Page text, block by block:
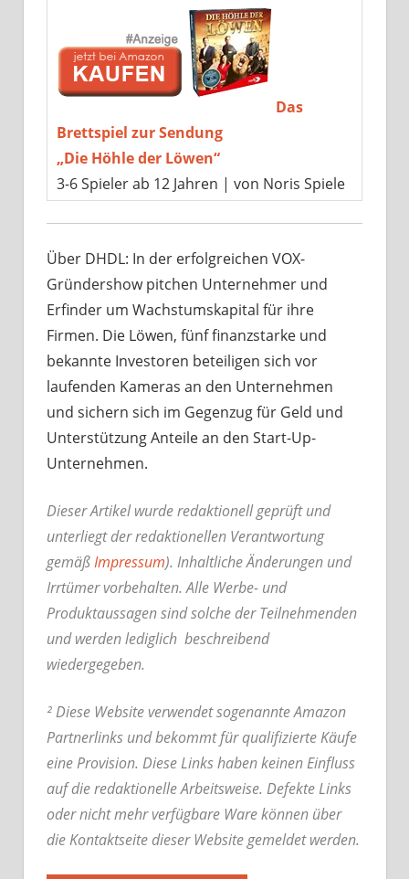
Das
Brettspiel zur Sendung
„Die Höhle der Löwen“
3-6 Spieler ab 12 Jahren | von Noris Spiele
Über DHDL: In der erfolgreichen VOX-
Gründershow pitchen Unternehmer und
Erfinder um Wachstumskapital für ihre
Firmen. Die Löwen, fünf finanzstarke und
bekannte Investoren beteiligen sich vor
laufenden Kameras an den Unternehmen
und sichern sich im Gegenzug für Geld und
Unterstützung Anteile an den Start-Up-
Unternehmen.
Dieser Artikel wurde redaktionell geprüft und
unterliegt der redaktionellen Verantwortung
gemäßImpressum). Inhaltliche Änderungen und
Irrtümer vorbehalten. Alle Werbe- und
Produktaussagen sind solche der Teilnehmenden
und werden lediglich beschreibend
wiedergegeben.
² Diese Website verwendet sogenannte Amazon
Partnerlinks und bekommt für qualifizierte Käufe
eine Provision. Diese Links haben keinen Einfluss
auf die redaktionelle Arbeitsweise. Defekte Links
oder nicht mehr verfügbare Ware können über
die Kontaktseite dieser Website gemeldet werden.